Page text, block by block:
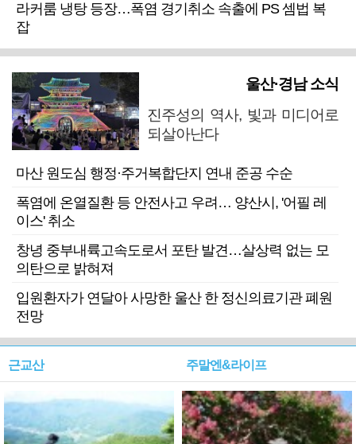
라커룸 냉탕 등장…폭염 경기취소 속출에 PS 셈법 복
잡
울산·경남 소식
진주성의 역사, 빛과 미디어로
되살아난다
마산 원도심 행정·주거복합단지 연내 준공 수순
폭염에 온열질환 등 안전사고 우려… 양산시, '어필 레
이스' 취소
창녕 중부내륙고속도로서 포탄 발견…살상력 없는 모
의탄으로 밝혀져
입원환자가 연달아 사망한 울산 한 정신의료기관 폐원
전망
근교산 주말엔&라이프